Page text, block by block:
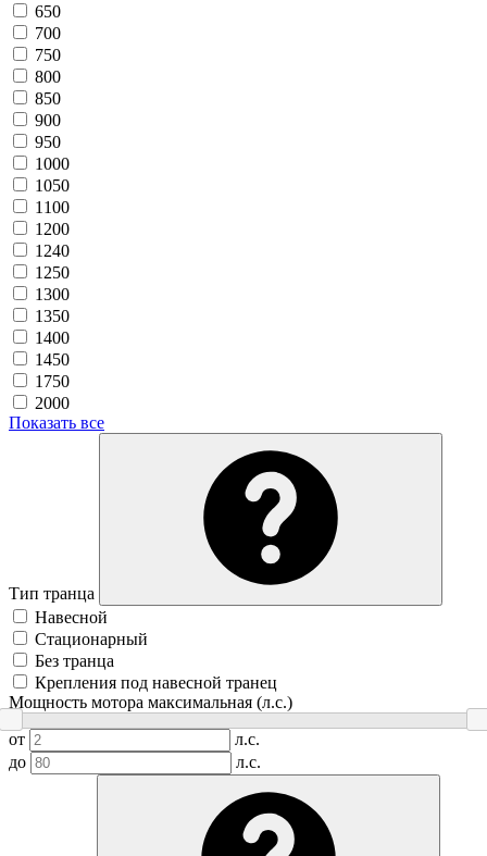
650
700
750
800
850
900
950
1000
1050
1100
1200
1240
1250
1300
1350
1400
1450
1750
2000
Показать все
Тип транца
Навесной
Стационарный
Без транца
Крепления под навесной транец
Мощность мотора максимальная (л.с.)
от
л.с.
до
л.с.